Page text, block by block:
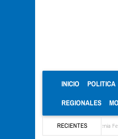
INICIO (CURRENT)
POLITICA
REGIONALES
RECIENTES
por María Eugenia Febres Cordero R.